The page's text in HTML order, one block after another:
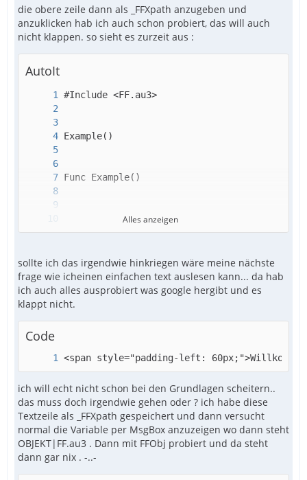
die obere zeile dann als _FFXpath anzugeben und
anzuklicken hab ich auch schon probiert, das will auch
nicht klappen. so sieht es zurzeit aus :
AutoIt
Alles anzeigen
sollte ich das irgendwie hinkriegen wäre meine nächste
frage wie icheinen einfachen text auslesen kann... da hab
ich auch alles ausprobiert was google hergibt und es
klappt nicht.
Code
<span style="padding-left:
ich will echt nicht schon bei den Grundlagen scheitern..
das muss doch irgendwie gehen oder ? ich habe diese
Textzeile als _FFXpath gespeichert und dann versucht
normal die Variable per MsgBox anzuzeigen wo dann steht
OBJEKT|FF.au3 . Dann mit FFObj probiert und da steht
dann gar nix . -..-